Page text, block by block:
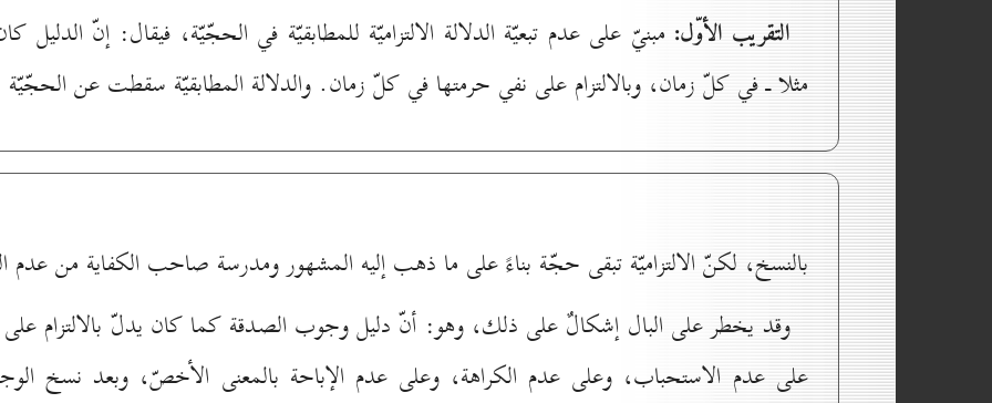
التقريب الأوّل: مبنيّ على عدم تبعيّة الدلالة الالتزاميّة للمطابقيّة في الحجّيّة، فيقال: إنّ
مثلا ـ في كلّ زمان، وبالالتزام على نفي حرمتها في كلّ زمان. والدلالة المطابقيّة سقطت عن الحجّيّة
بالنسخ، لكنّ الالتزاميّة تبقى حجّة بناءً على ما ذهب إليه المشهور ومدرسة صاحب الكفاية من عدم
وقد يخطر على البال إشكالٌ على ذلك، وهو: أنّ دليل وجوب الصدقة كما كان يدلّ بالالتزام على
على عدم الاستحباب، وعلى عدم الكراهة، وعلى عدم الإباحة بالمعنى الأخصّ، وبعد نسخ